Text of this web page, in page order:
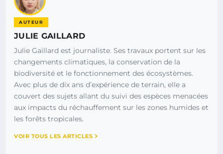
AUTEUR
JULIE GAILLARD
Julie Gaillard est journaliste. Ses travaux portent sur les
changements climatiques, la conservation de la
biodiversité et le fonctionnement des écosystèmes.
Avec plus de dix ans d’expérience de terrain, elle a
couvert des sujets allant du suivi des espèces menacées
aux impacts du réchauffement sur les zones humides et
les forêts tropicales.
VOIR TOUS LES ARTICLES